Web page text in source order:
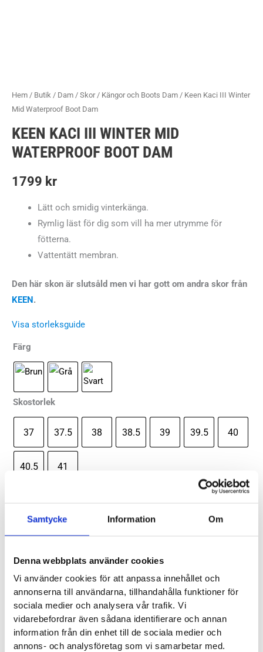
Samtycke Information Om
Denna webbplats använder cookies
Vi använder cookies för att anpassa innehållet och
annonserna till användarna, tillhandahålla funktioner för
sociala medier och analysera vår trafik. Vi
vidarebefordrar även sådana identifierare och annan
information från din enhet till de sociala medier och
annons- och analysföretag som vi samarbetar med.
Hem / Butik / Dam / Skor/ Kängor och Boots Dam / Keen Kaci III Winter
Mid Waterproof Boot Dam
KEEN KACI III WINTER MID
WATERPROOF BOOT DAM
1799 kr
Lätt och smidig vinterkänga.
Rymlig läst för dig som vill ha mer utrymme för
fötterna.
Vattentätt membran.
Den här skon är slutsåld men vi har gott om andra skor från
KEEN .
Visa storleksguide
Färg
Skostorlek
37 37.5 38 38.5 39 39.5 40
40.5 41
-
Keen
Kaci
III
Mid
Waterproof
Boot
mängd
+ Lägg till i varukorg
Kategorier:
Kängor och Boots Dam Vinterskor dam ,Breda skor dam
Vattentäta skor dam
Saldo weblager. För aktuellt butikssaldo, kontakta din närmstabutik